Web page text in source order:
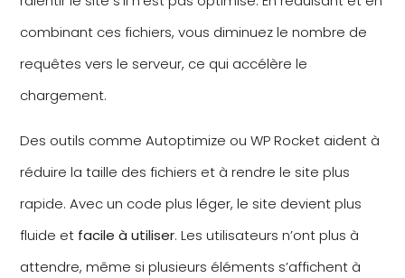
combinant ces fichiers, vous diminuez le nombre de
requêtes vers le serveur, ce qui accélère le
chargement.
Des outils comme Autoptimize ou WP Rocket aident à
réduire la taille des fichiers et à rendre le site plus
rapide. Avec un code plus léger, le site devient plus
fluide et facile à utiliser. Les utilisateurs n’ont plus à
attendre, même si plusieurs éléments s’affichent à